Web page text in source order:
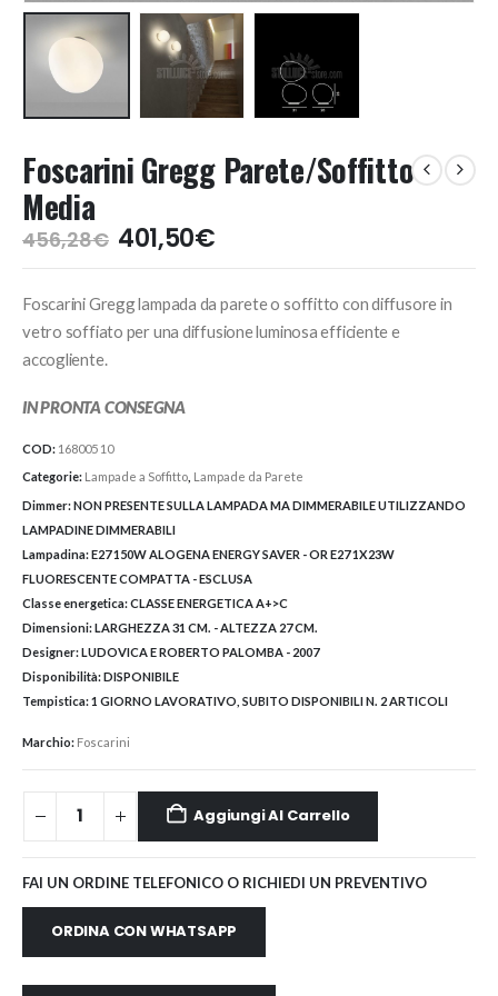
Foscarini Gregg Parete/Soffitto
Media
456,28€ Il
prezzo
era:
456,28€.
401,50€Il
prezzo
è:
401,50€.
Foscarini Gregg lampada da parete o soffitto con diffusore in
vetro soffiato per una diffusione luminosa efficiente e
accogliente.
IN PRONTA CONSEGNA
COD: 168005 10
Categorie: Lampade a Soffitto Lampade da Parete
Dimmer:NON PRESENTE SULLA LAMPADA MA DIMMERABILE UTILIZZANDO
LAMPADINE DIMMERABILI
Lampadina:E27 150W ALOGENA ENERGY SAVER - OR E27 1X23W
FLUORESCENTE COMPATTA - ESCLUSA
Classe energetica:CLASSE ENERGETICA A+>C
Dimensioni:LARGHEZZA 31 CM. - ALTEZZA 27 CM.
Designer:LUDOVICA E ROBERTO PALOMBA - 2007
Disponibilità:DISPONIBILE
Tempistica:1 GIORNO LAVORATIVO, SUBITO DISPONIBILI N. 2 ARTICOLI
Marchio: Foscarini
Aggiungi Al Carrello
FAI UN ORDINE TELEFONICO O RICHIEDI UN PREVENTIVO
ORDINA CON WHATSAPP